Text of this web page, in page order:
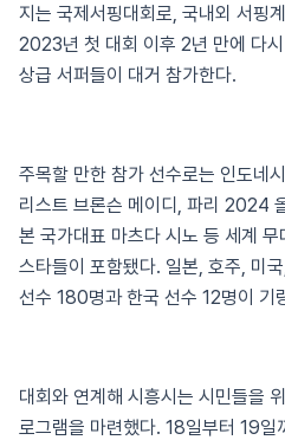
지는 국제서핑대회로, 국내외 서핑
2023년 첫 대회 이후 2년 만에 다
상급 서퍼들이 대거 참가한다.
주목할 만한 참가 선수로는 인도네
리스트 브론슨 메이디, 파리 2024
본 국가대표 마츠다 시노 등 세계
스타들이 포함됐다. 일본, 호주, 미
선수 180명과 한국 선수 12명이 기
대회와 연계해 시흥시는 시민들을
로그램을 마련했다. 18일부터 19일